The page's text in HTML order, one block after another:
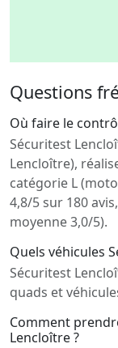
Questions
Où faire le
Sécuritest
Lencloître),
catégorie L
4,8/5 sur 180
moyenne 3,0/5).
Quels véhicules
Sécuritest
quads et
Comment
Lencloître ?